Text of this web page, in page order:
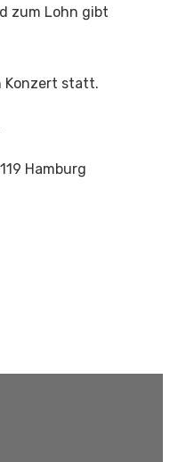
zum Lohn gibt
Konzert statt.
Hamburg